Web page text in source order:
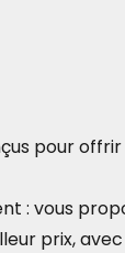
pour
: vous
prix,